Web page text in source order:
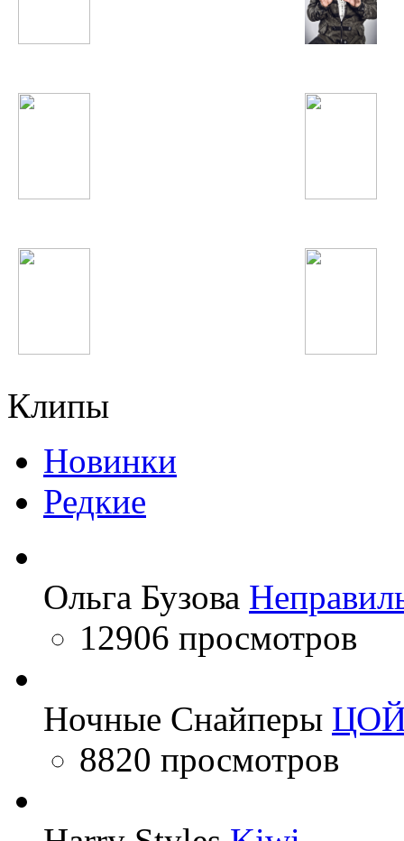
Клипы
Новинки
Редкие
Ольга Бузова
12906 просмотров
Ночные Снайперы
8820 просмотров